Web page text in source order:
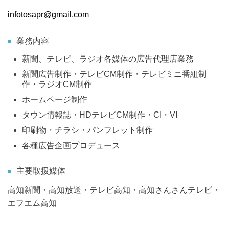
infotosapr@gmail.com
業務内容
新聞、テレビ、ラジオ各媒体の広告代理店業務
新聞広告制作・テレビCM制作・テレビミニ番組制
作・ラジオCM制作
ホームページ制作
タウン情報誌・HDテレビCM制作・CI・VI
印刷物・チラシ・パンフレット制作
各種広告企画プロデュース
主要取扱媒体
高知新聞・高知放送・テレビ高知・高知さんさんテレビ・
エフエム高知